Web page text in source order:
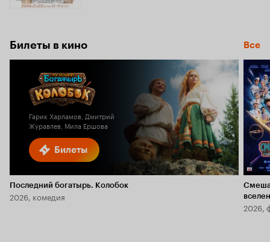
Билеты в кино Все
Билеты
Гарик Харламов, Дмитрий
Журавлев, Мила Ершова
Последний богатырь. Колобок
2026, комедия
2026,